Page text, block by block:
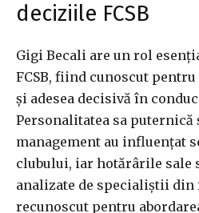
deciziile FCSB
Gigi Becali are un rol
FCSB, fiind cunoscut
și adesea decisivă în
Personalitatea sa puternică
management au influențat
clubului, iar hotărârile sale
analizate de specialiștii din
recunoscut pentru